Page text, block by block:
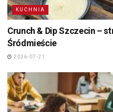
KUCHNIA
Crunch & Dip Szczecin –
Śródmieście
2026-07-21